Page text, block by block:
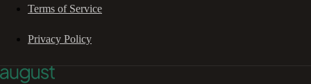
Terms of Service
Privacy Policy